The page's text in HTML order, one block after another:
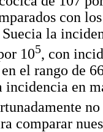
con
la
105, con
el rango de
incidencia en
comparar